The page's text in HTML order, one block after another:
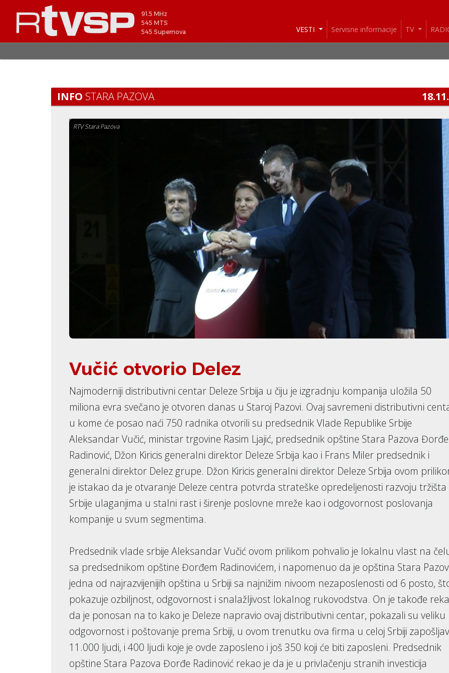
91.5 MHz
545 MTS
545 Supernova
VESTI Servisne informacije TV
INFO STARA PAZOVA
RTV Stara Pazova
Vučić otvorio Delez
Najmoderniji distributivni centar Deleze Srbija u čiju je izgradnju kompanija uložila 50
miliona evra svečano je otvoren danas u Staroj Pazovi. Ovaj savremeni distributivni
u kome će posao naći 750 radnika otvorili su predsednik Vlade Republike Srbije
Aleksandar Vučić, ministar trgovine Rasim Ljajić, predsednik opštine Stara Pazova Đorđe
Radinović, Džon Kiricis generalni direktor Deleze Srbija kao i Frans Miler predsednik i
generalni direktor Delez grupe. Džon Kiricis generalni direktor Deleze Srbija ovom
je istakao da je otvaranje Deleze centra potvrda strateške opredeljenosti razvoju tržišta
Srbije ulaganjima u stalni rast i širenje poslovne mreže kao i odgovornost poslovanja
kompanije u svum segmentima.
Predsednik vlade srbije Aleksandar Vučić ovom prilikom pohvalio je lokalnu vlast na
sa predsednikom opštine Đorđem Radinovićem, i napomenuo da je opština Stara
jedna od najrazvijenijih opština u Srbiji sa najnižim nivoom nezaposlenosti od 6 posto,
pokazuje ozbiljnost, odgovornost i snalažljivost lokalnog rukovodstva. On je takođe
da je ponosan na to kako je Deleze napravio ovaj distributivni centar, pokazali su veliku
odgovornost i poštovanje prema Srbiji, u ovom trenutku ova firma u celoj Srbiji
11.000 ljudi, i 400 ljudi koje je ovde zaposleno i još 350 koji će biti zaposleni. Predsednik
opštine Stara Pazova Đorđe Radinović rekao je da je u privlačenju stranih investicija